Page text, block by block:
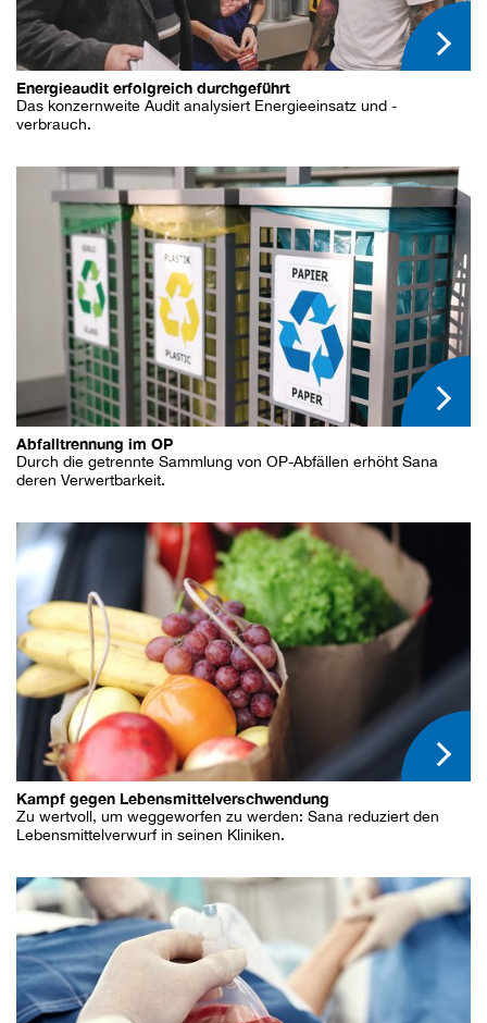
Energieaudit erfolgreich durchgeführt
Das konzernweite Audit analysiert Energieeinsatz und -
verbrauch.
Abfalltrennung im OP
Durch die getrennte Sammlung von OP-Abfällen erhöht Sana
deren Verwertbarkeit.
Kampf gegen Lebensmittelverschwendung
Zu wertvoll, um weggeworfen zu werden: Sana reduziert den
Lebensmittelverwurf in seinen Kliniken.